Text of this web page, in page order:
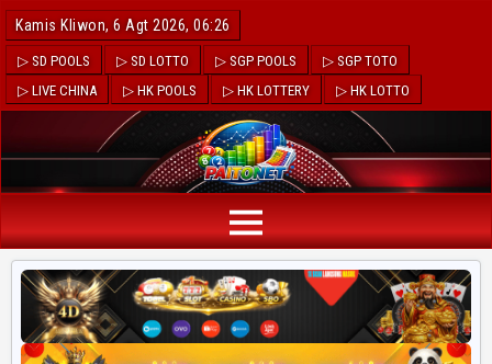
Kamis Kliwon, 6 Agt 2026, 06:26
▷ SD POOLS ▷ SD LOTTO ▷ SGP POOLS
▷ SGP TOTO
▷ LIVE CHINA
▷ HK POOLS ▷ HK LOTTERY ▷ HK LOTTO